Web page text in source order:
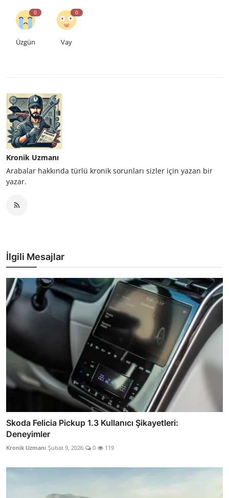
0
Üzgün
0
Vay
Kronik Uzmanı
Arabalar hakkında türlü kronik sorunları sizler için yazan bir
yazar.
İlgili Mesajlar
Skoda Felicia Pickup 1.3 Kullanıcı Şikayetleri:
Deneyimler
Kronik Uzmanı Şubat 9, 2026 0 119